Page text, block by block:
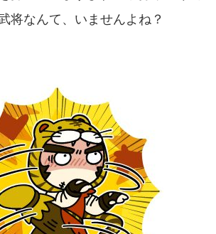
将なんて、いませんよね？